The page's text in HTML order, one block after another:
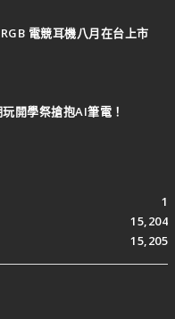
電競耳機八月在台上市
開學祭搶抱AI筆電！
1
15,204
15,205